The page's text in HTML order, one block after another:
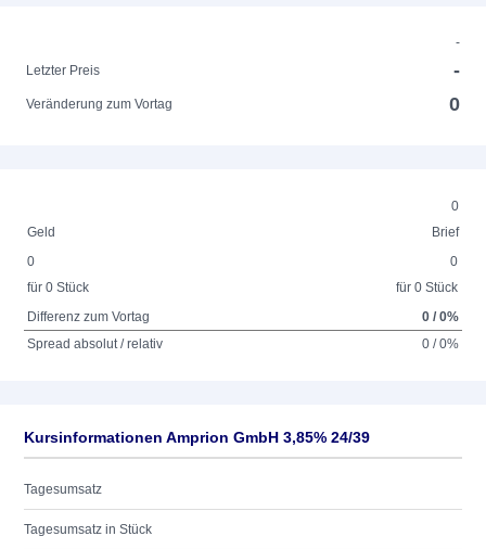
-
Letzter Preis
-
Veränderung zum Vortag 0
0
Geld
Brief
0
für 0 Stück
0
für 0 Stück
Differenz zum Vortag
0 / 0%
Spread absolut / relativ
0 / 0%
Kursinformationen Amprion GmbH 3,85% 24/39
Tagesumsatz
Tagesumsatz in Stück